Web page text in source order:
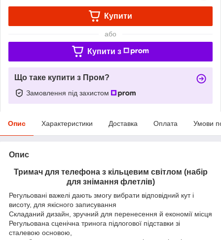
Купити
або
Купити з
Що таке купити з Пром?
Замовлення під захистом
Опис Характеристики Доставка Оплата Умови
Опис
Тримач для телефона з кільцевим світлом (набір
для знімання флетлів)
Регульовані важелі дають змогу вибрати відповідний кут і
висоту, для якісного записування
Складаний дизайн, зручний для перенесення й економії місця
Регульована сценічна тринога підлогової підставки зі
сталевою основою,